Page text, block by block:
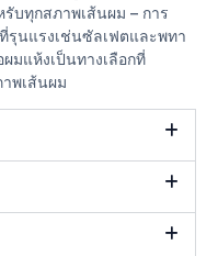
บทุกสภาพเส้นผม – การ
รุนแรงเช่นซัลเฟตและพทา
มแห้งเป็นทางเลือกที่
พเส้นผม